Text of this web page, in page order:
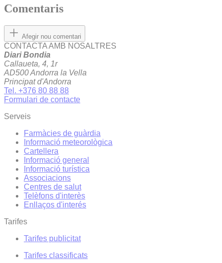
Comentaris
Afegir nou comentari
CONTACTA AMB NOSALTRES
Diari Bondia
Callaueta, 4, 1r
AD500 Andorra la Vella
Principat d'Andorra
Tel. +376 80 88 88
Formulari de contacte
Serveis
Farmàcies de guàrdia
Informació meteorològica
Cartellera
Informació general
Informació turística
Associacions
Centres de salut
Telèfons d'interès
Enllaços d'interés
Tarifes
Tarifes publicitat
Tarifes classificats